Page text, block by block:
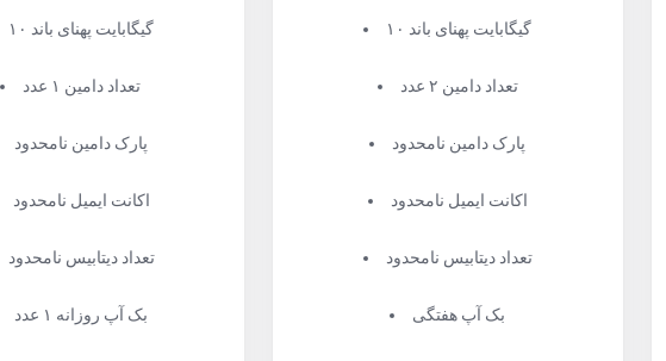
۱۰ گیگابایت پهنای باند
تعداد دامین ۱ عدد
پارک دامین نامحدود
اکانت ایمیل نامحدود
تعداد دیتابیس نامحدود
بک آپ روزانه ۱ عدد
۱۰ گیگابایت پهنای باند
تعداد دامین ۲ عدد
پارک دامین نامحدود
اکانت ایمیل نامحدود
تعداد دیتابیس نامحدود
بک آپ هفتگی